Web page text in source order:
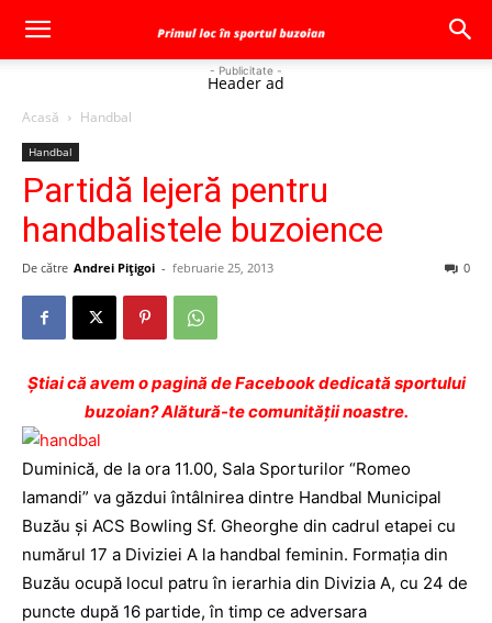
- Publicitate -
Header ad
Acasă Handbal
Handbal
Partidă lejeră pentru
handbalistele buzoience
De către Andrei Pițigoi - februarie 25, 2013 0
Ştiai că avem o pagină de Facebook dedicată sportului
buzoian? Alătură-te comunității noastre.
Duminică, de la ora 11.00, Sala Sporturilor “Romeo
Iamandi” va găzdui întâlnirea dintre Handbal Municipal
Buzău şi ACS Bowling Sf. Gheorghe din cadrul etapei cu
numărul 17 a Diviziei A la handbal feminin. Formaţia din
Buzău ocupă locul patru în ierarhia din Divizia A, cu 24 de
puncte după 16 partide, în timp ce adversara